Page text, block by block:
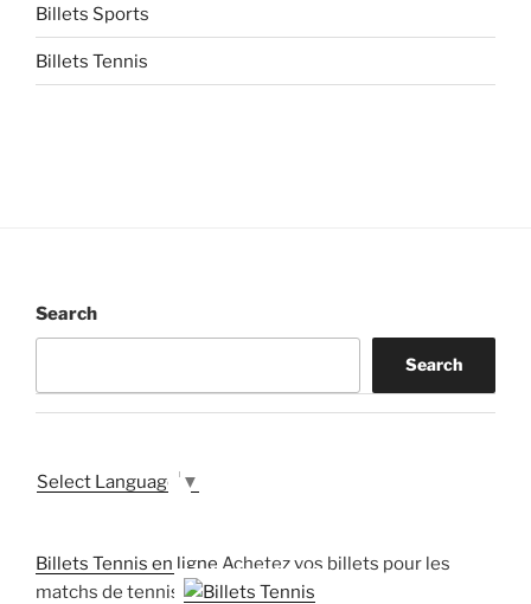
Billets Sports
Billets Tennis
Search
Search
Select Language ▼
Billets Tennis en ligne Achetez vos billets pour les
matchs de tennis